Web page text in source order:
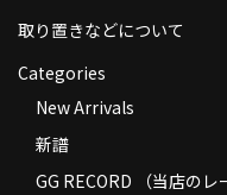
取り置きなどについて
Categories
New Arrivals
新譜
GG RECORD （当店のレ